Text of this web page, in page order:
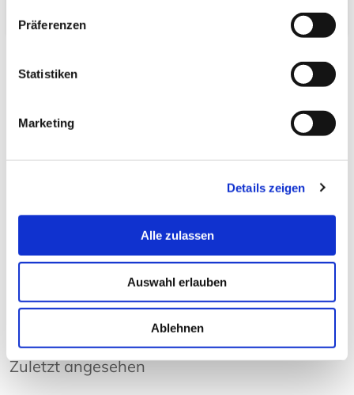
Präferenzen
Statistiken
Marketing
Details zeigen
Alle zulassen
Auswahl erlauben
Ablehnen
Speiseschale 'Neko
ab 8,00 € *
Zuletzt angesehen